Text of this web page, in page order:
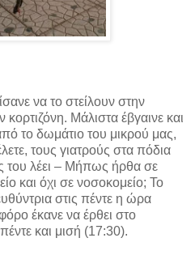
να το στείλουν στην
Μάλιστα έβγαινε και
το δωμάτιο του μικρού μας,
τους γιατρούς στα πόδια
του λέει – Μήπως ήρθα σε
και όχι σε νοσοκομείο; Το
στις πέντε η ώρα
έκανε να έρθει στο
και μισή (17:30).